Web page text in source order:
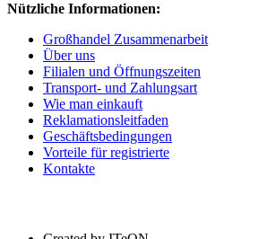
Nützliche Informationen:
Großhandel Zusammenarbeit
Über uns
Filialen und Öffnungszeiten
Transport- und Zahlungsart
Wie man einkauft
Reklamationsleitfaden
Geschäftsbedingungen
Vorteile für registrierte
Kontakte